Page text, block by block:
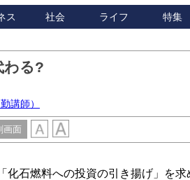
ス 社会 ライフ 特集
わる?
講師）
画面
石燃料への投資の引き揚げ」を求